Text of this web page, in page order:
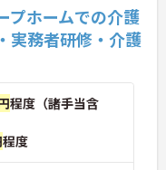
プホームでの介護
実務者研修・介護
程度（諸手当含
程度